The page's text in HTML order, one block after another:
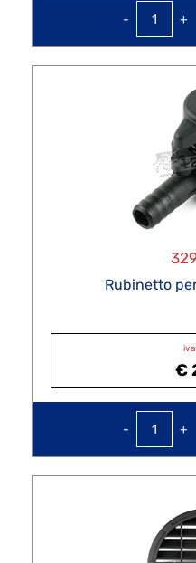
Rubinetto
€